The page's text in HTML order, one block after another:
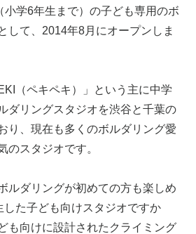
小学6年生まで）の子ども専用のボ
して、2014年8月にオープンしま
（ペキペキ）」という主に中学
ダリングスタジオを渋谷と千葉の
り、現在も多くのボルダリング愛
のスタジオです。
ルダリングが初めての方も楽しめ
した子ども向けスタジオですか
も向けに設計されたクライミング